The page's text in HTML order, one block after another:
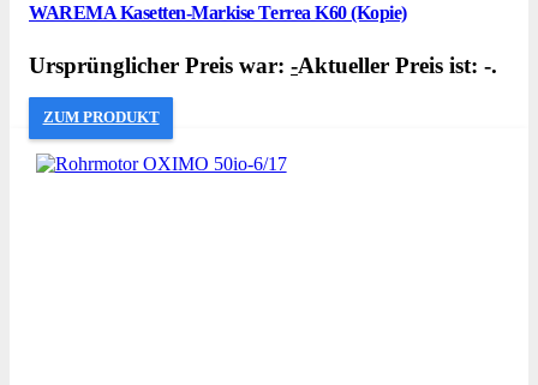
WAREMA Kasetten-Markise Terrea K60 (Kopie)
Ursprünglicher Preis war: -Aktueller Preis ist: -.
ZUM PRODUKT